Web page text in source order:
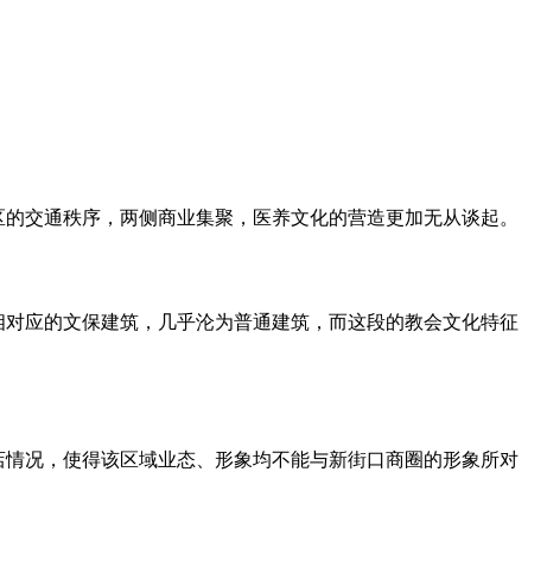
交通秩序，两侧商业集聚，医养文化的营造更加无从谈起。
应的文保建筑，几乎沦为普通建筑，而这段的教会文化特征
况，使得该区域业态、形象均不能与新街口商圈的形象所对